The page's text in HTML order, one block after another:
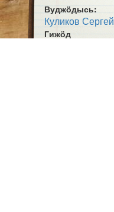
Вуджӧдысь:
Куликов Сергей
Гижӧд